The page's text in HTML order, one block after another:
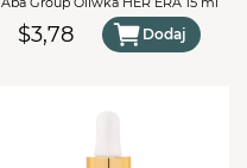
0)
$3,78 Dodaj